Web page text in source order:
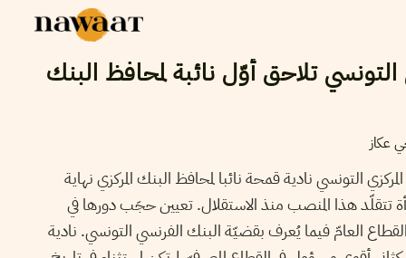
تلاحق أوّل نائبة لمحافظ البنك
عكاز
التونسي نادية قمحة نائبا لمحافظ البنك المركزي نهاية
تتقلّد هذا المنصب منذ الاستقلال. تعيين حجَب دورها في
العامّ فيما يُعرف بقضيّة البنك الفرنسي التونسي. نادية